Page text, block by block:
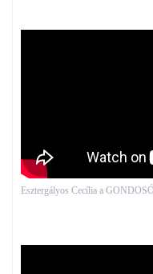
Esztergályos Cecília a